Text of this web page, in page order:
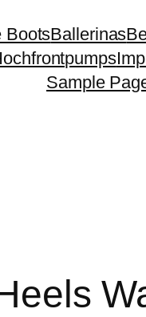
BootsBallerinas
Sample